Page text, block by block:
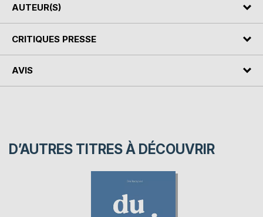
AUTEUR(S)
CRITIQUES PRESSE
AVIS
D’AUTRES TITRES À DÉCOUVRIR